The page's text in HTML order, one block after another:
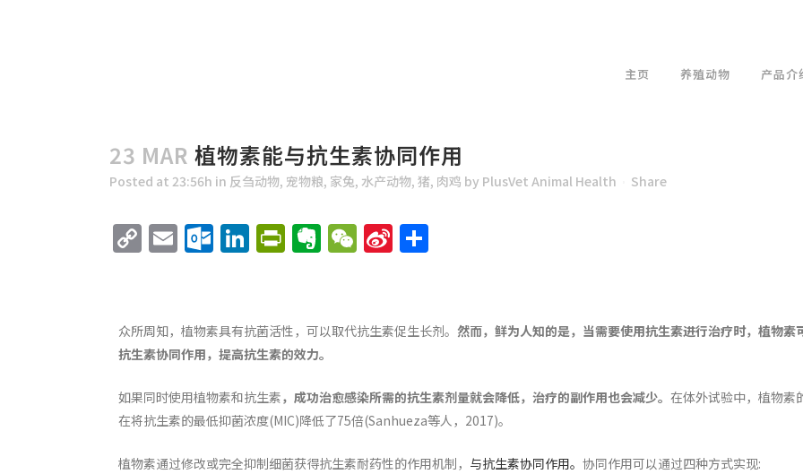
主页 养殖动物 产品介
23 MAR 植物素能与抗生素协同作用
Posted at 23:56h in 反刍动物, 宠物粮, 家兔, 水产动物, 猪, 肉鸡 by PlusVet Animal Health Share
CopyEmailOutlook.com
LinkedIn
PrintFriendly
Evernote
WeChat
Sina
众所周知，植物素具有抗菌活性，可以取代抗生素促生长剂。 然而，鲜为人知的是，当需要使用抗生素进行治疗时，植物素
抗生素协同作用，提高抗生素的效力。
如果同时使用植物素和抗生素，成功治愈感染所需的抗生素剂量就会降低，治疗的副作用也会减少。 在体外试验中，植物素
在将抗生素的最低抑菌浓度(MIC)降低了75倍(Sanhueza等人，2017)。
植物素通过修改或完全抑制细菌获得抗生素耐药性的作用机制， 与抗生素协同作用。 协同作用可以通过四种方式实现: